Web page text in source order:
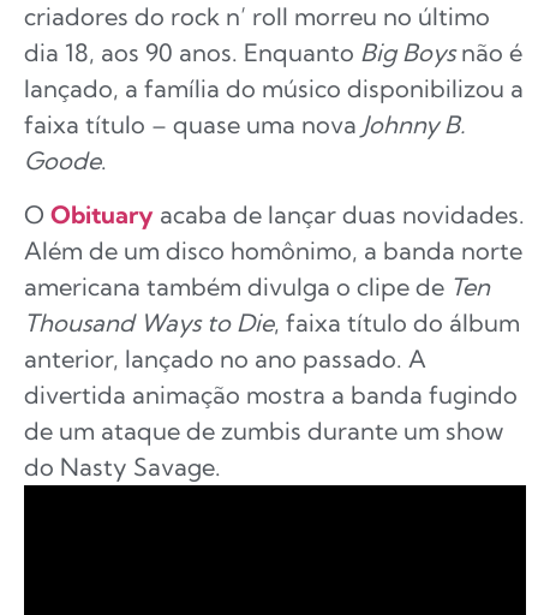
criadores do rock n’ roll morreu no último
dia 18, aos 90 anos. Enquanto Big Boysnão é
lançado, a família do músico disponibilizou a
faixa título – quase uma nova Johnny B.
Goode.
O Obituary acaba de lançar duas novidades.
Além de um disco homônimo, a banda norte
americana também divulga o clipe de Ten
Thousand Ways to Die, faixa título do álbum
anterior, lançado no ano passado. A
divertida animação mostra a banda fugindo
de um ataque de zumbis durante um show
do Nasty Savage.